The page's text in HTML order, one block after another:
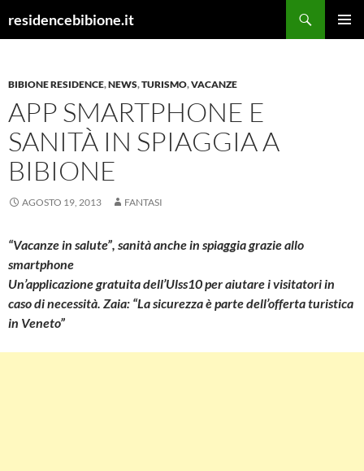
residencebibione.it
BIBIONE RESIDENCE,NEWS,TURISMO,VACANZE
APP SMARTPHONE E
SANITÀ IN SPIAGGIA A
BIBIONE
AGOSTO 19, 2013 FANTASI
“Vacanze in salute”, sanità anche in spiaggia grazie allo
smartphone
Un’applicazione gratuita dell’Ulss10 per aiutare i visitatori in
caso di necessità. Zaia: “La sicurezza è parte dell’offerta turistica
in Veneto”